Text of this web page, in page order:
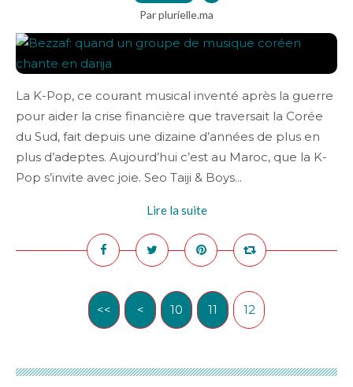
Par plurielle.ma
La K-Pop, ce courant musical inventé après la guerre
pour aider la crise financière que traversait la Corée
du Sud, fait depuis une dizaine d’années de plus en
plus d’adeptes. Aujourd’hui c’est au Maroc, que la K-
Pop s’invite avec joie. Seo Taiji & Boys...
Lire la suite
<< < 10 11 12